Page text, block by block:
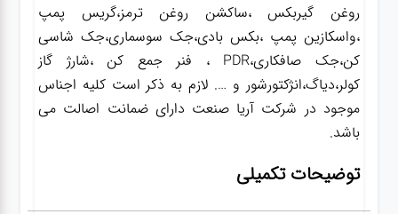
روغن گیربکس ،ساکشن روغن ترمز،گریس پمپ
،واسکازین پمپ ،بکس بادی،جک سوسماری،جک شاسی
کن،جک صافکاری،PDR ، فنر جمع کن ،شارژ گاز
کولر،دیاگ،انژکتورشور و …. لازم به ذکر است کلیه اجناس
موجود در شرکت آریا صنعت دارای ضمانت اصالت می
باشد.
توضیحات تکمیلی